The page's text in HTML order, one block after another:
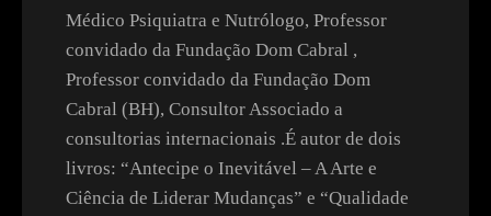
Médico Psiquiatra e Nutrólogo, Professor
convidado da Fundação Dom Cabral ,
Professor convidado da Fundação Dom
Cabral (BH), Consultor Associado a
consultorias internacionais .É autor de dois
livros: “Antecipe o Inevitável – A Arte e
Ciência de Liderar Mudanças” e “Qualidade